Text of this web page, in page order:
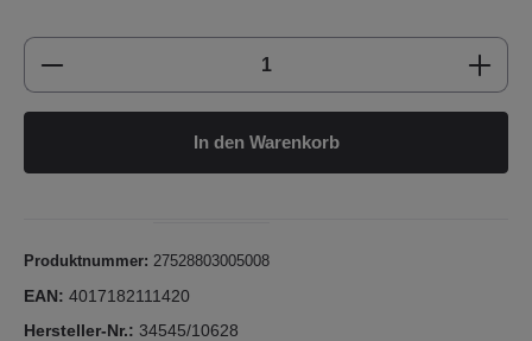
Produkt Anzahl: Gib den gewünschten
In den Warenkorb
Produktnummer: 27528803005008
EAN: 4017182111420
Hersteller-Nr.: 34545/10628